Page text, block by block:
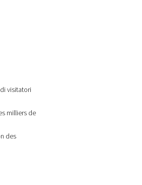
visitatori
milliers de
des